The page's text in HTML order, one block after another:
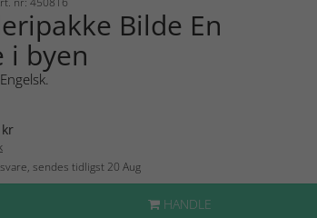
Bilde En
i byen
kr
sendes tidligst 20 Aug
HANDLE